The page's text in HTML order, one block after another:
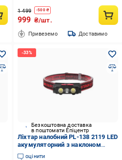
1 499 -500₴
999 ₴/шт.
Привеземо Доставимо
Безкоштовна доставка
в поштомати Епіцентр
Ліхтар налобний PL-138 2119 LED
акумуляторний з наклоном
(0051)
оцінити